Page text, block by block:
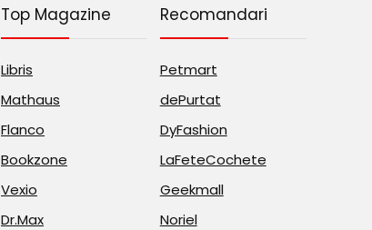
Top Magazine
Libris
Mathaus
Flanco
Bookzone
Vexio
Dr.Max
Recomandari
Petmart
dePurtat
DyFashion
LaFeteCochete
Geekmall
Noriel